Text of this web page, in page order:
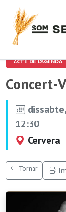
ACTE DE L'AGENDA
Concert-
12:30
Cervera
Tornar